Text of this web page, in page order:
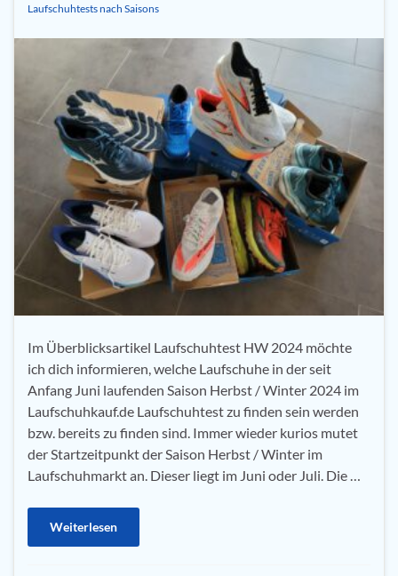
Laufschuhtests nach Saisons
Im Überblicksartikel Laufschuhtest HW 2024 möchte
ich dich informieren, welche Laufschuhe in der seit
Anfang Juni laufenden Saison Herbst / Winter 2024 im
Laufschuhkauf.de Laufschuhtest zu finden sein werden
bzw. bereits zu finden sind. Immer wieder kurios mutet
der Startzeitpunkt der Saison Herbst / Winter im
Laufschuhmarkt an. Dieser liegt im Juni oder Juli. Die …
Weiterlesen